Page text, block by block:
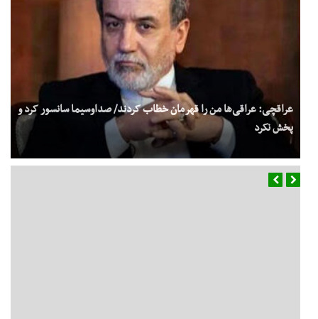
عراقچی: عراقی‌ها من را قهرمان خطاب کردند/ صداوسیما سانسور کرد و
پخش نکرد